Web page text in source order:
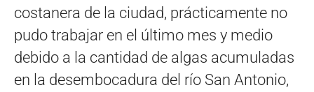
costanera de la ciudad, prácticamente no
pudo trabajar en el último mes y medio
debido a la cantidad de algas acumuladas
en la desembocadura del río San Antonio,